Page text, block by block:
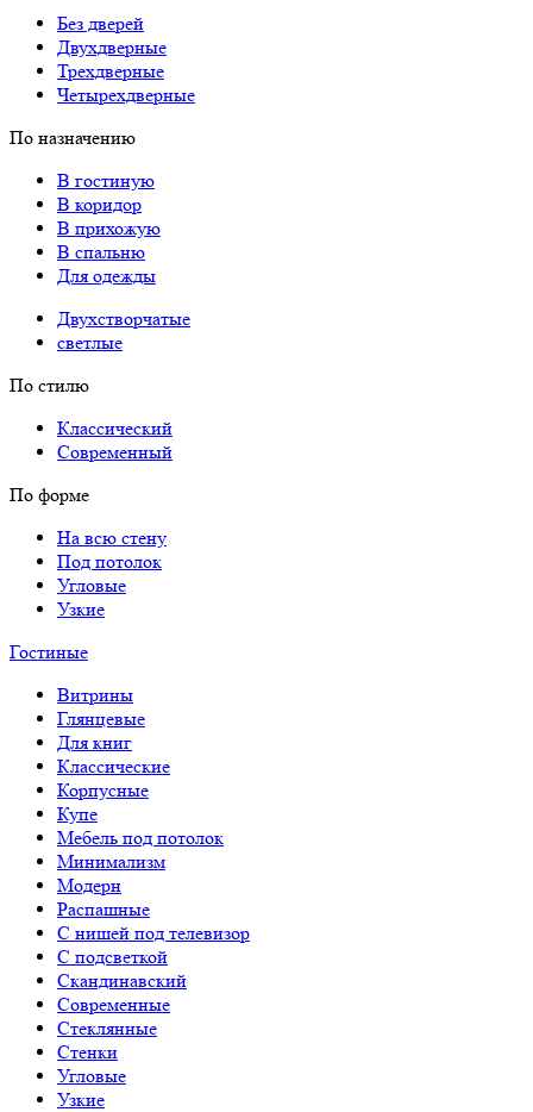
Без дверей
Двухдверные
Трехдверные
Четырехдверные
По назначению
В гостиную
В коридор
В прихожую
В спальню
Для одежды
Двухстворчатые
светлые
По стилю
Классический
Современный
По форме
На всю стену
Под потолок
Угловые
Узкие
Гостиные
Витрины
Глянцевые
Для книг
Классические
Корпусные
Купе
Мебель под потолок
Минимализм
Модерн
Распашные
С нишей под телевизор
С подсветкой
Скандинавский
Современные
Стеклянные
Стенки
Угловые
Узкие